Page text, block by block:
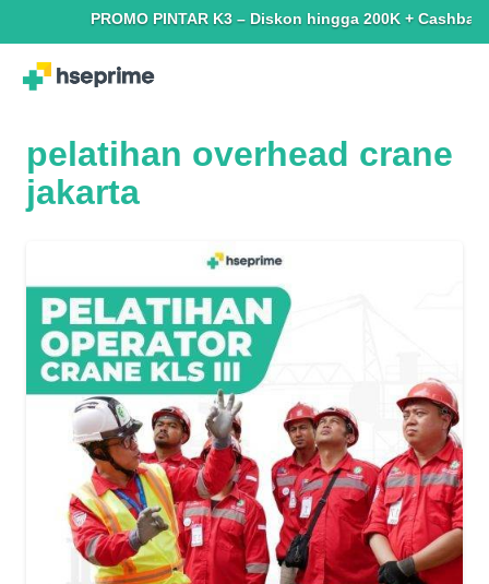
PROMO PINTAR K3 – Diskon hingga 200K +
pelatihan overhead crane
jakarta